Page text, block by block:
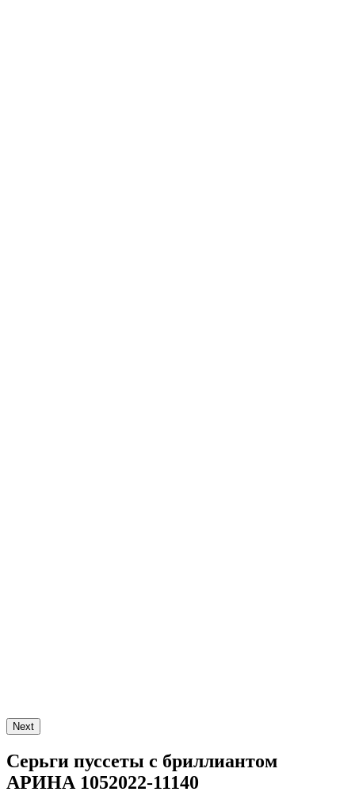
Next
Серьги пуссеты с бриллиантом
АРИНА 1052022-11140